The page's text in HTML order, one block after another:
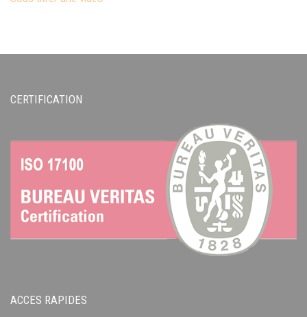
CERTIFICATION
ACCES RAPIDES